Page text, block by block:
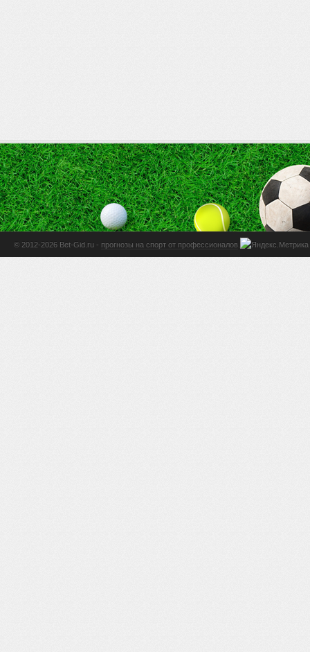
© 2012-2026 Bet-Gid.ru - прогнозы на спорт от профессионалов